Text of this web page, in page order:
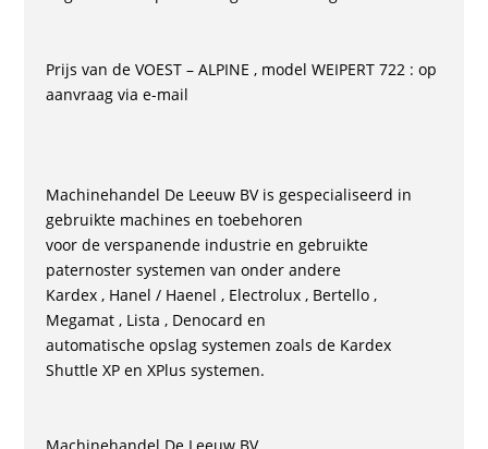
Prijs van de VOEST – ALPINE , model WEIPERT 722 : op
aanvraag via e-mail
Machinehandel De Leeuw BV is gespecialiseerd in
gebruikte machines en toebehoren
voor de verspanende industrie en gebruikte
paternoster systemen van onder andere
Kardex , Hanel / Haenel , Electrolux , Bertello ,
Megamat , Lista , Denocard en
automatische opslag systemen zoals de Kardex
Shuttle XP en XPlus systemen.